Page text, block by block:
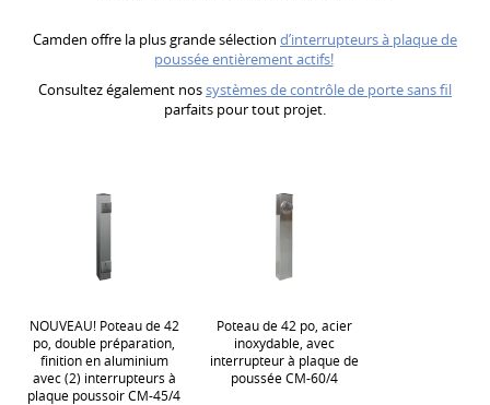
Camden offre la plus grande sélection d’interrupteurs à plaque de
poussée entièrement actifs!
Consultez également nossystèmes de contrôle de porte sans fil
parfaits pour tout projet.
NOUVEAU! Poteau de 42
po, double préparation,
finition en aluminium
avec (2) interrupteurs à
plaque poussoir CM-45/4
Poteau de 42 po, acier
inoxydable, avec
interrupteur à plaque de
poussée CM-60/4